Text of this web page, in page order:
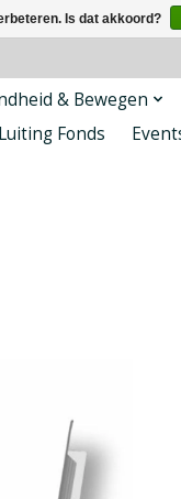
& Bewegen
Fonds
Is dat akkoord?